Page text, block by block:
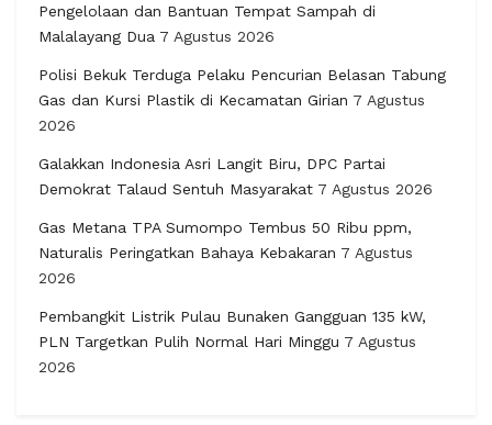
Pengelolaan dan Bantuan Tempat Sampah di
Malalayang Dua 7 Agustus 2026
Polisi Bekuk Terduga Pelaku Pencurian Belasan Tabung
Gas dan Kursi Plastik di Kecamatan Girian 7 Agustus
2026
Galakkan Indonesia Asri Langit Biru, DPC Partai
Demokrat Talaud Sentuh Masyarakat 7 Agustus 2026
Gas Metana TPA Sumompo Tembus 50 Ribu ppm,
Naturalis Peringatkan Bahaya Kebakaran 7 Agustus
2026
Pembangkit Listrik Pulau Bunaken Gangguan 135 kW,
PLN Targetkan Pulih Normal Hari Minggu 7 Agustus
2026